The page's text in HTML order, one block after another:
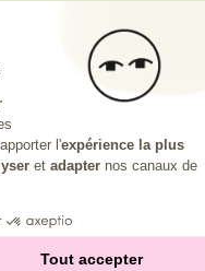
l'expérience la plus
et adapter nos canaux de
Tout accepter